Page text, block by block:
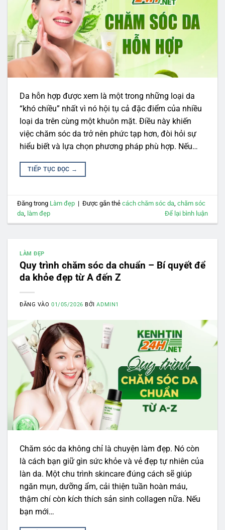
Da hỗn hợp được xem là một trong những loại da
“khó chiều” nhất vì nó hội tụ cả đặc điểm của nhiều
loại da trên cùng một khuôn mặt. Điều này khiến
việc chăm sóc da trở nên phức tạp hơn, đòi hỏi sự
hiểu biết và lựa chọn phương pháp phù hợp. Nếu…
TIẾP TỤC ĐỌC →
Đăng trong Làm đẹp | Được gắn thẻcách chăm sóc da,chăm sóc
da, làm đẹp Để lại bình luận
LÀM ĐẸP
Quy trình chăm sóc da chuẩn – Bí quyết để
da khỏe đẹp từ A đến Z
ĐĂNG VÀO01/05/2026 BỞIADMIN1
Chăm sóc da không chỉ là chuyện làm đẹp. Nó còn
là cách bạn giữ gìn sức khỏe và vẻ đẹp tự nhiên của
làn da. Một chu trình skincare đúng cách sẽ giúp
ngăn mụn, dưỡng ẩm, cải thiện tuần hoàn máu,
thậm chí còn kích thích sản sinh collagen nữa. Nếu
bạn mới…